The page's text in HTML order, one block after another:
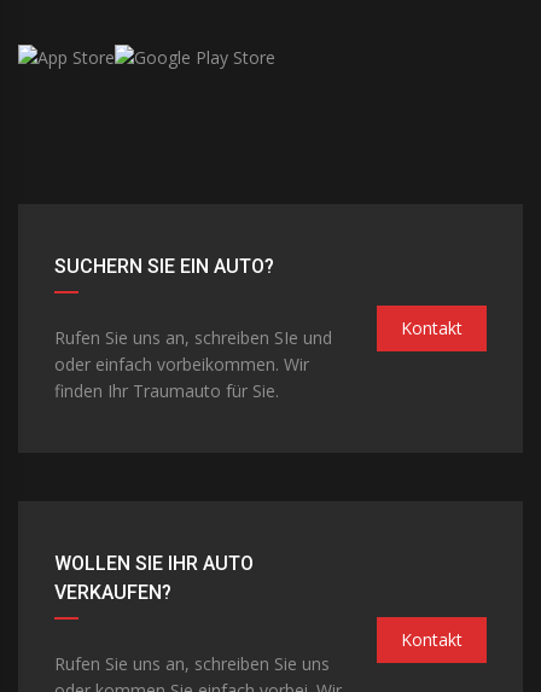
SUCHERN SIE EIN AUTO?
Rufen Sie uns an, schreiben SIe und
oder einfach vorbeikommen. Wir
finden Ihr Traumauto für Sie.
Kontakt
WOLLEN SIE IHR AUTO
VERKAUFEN?
Rufen Sie uns an, schreiben Sie uns
Kontakt